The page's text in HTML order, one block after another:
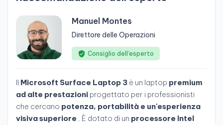
Manuel Montes
Direttore delle Operazioni
Consiglio dell’esperto
Il Microsoft Surface Laptop 3 è un laptop premium
ad alte prestazioni progettato per i professionisti
che cercano potenza, portabilità e un'esperienza
visiva superiore . È dotato di un processore Intel